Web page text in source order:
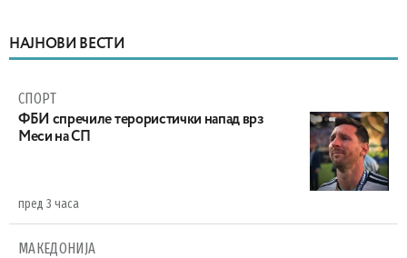
НАЈНОВИ ВЕСТИ
СПОРТ
ФБИ спречиле терористички напад врз
Меси на СП
пред 3 часа
МАКЕДОНИЈА